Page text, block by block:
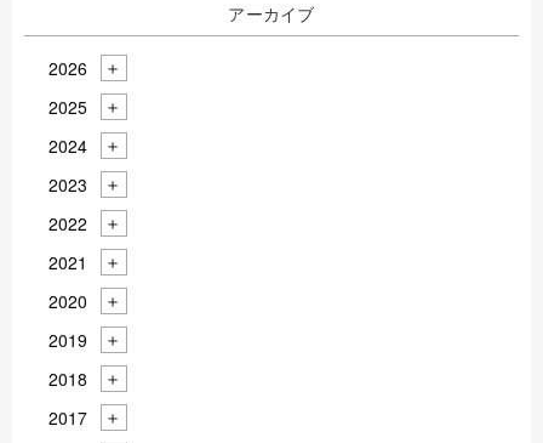
アーカイブ
2026
2025
2024
2023
2022
2021
2020
2019
2018
2017